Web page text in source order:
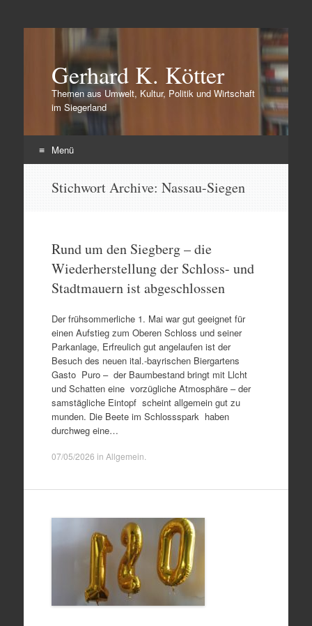
Gerhard K. Kötter
Themen aus Umwelt, Kultur, Politik und Wirtschaft
im Siegerland
Menü
Stichwort Archive: Nassau-Siegen
Rund um den Siegberg – die
Wiederherstellung der Schloss- und
Stadtmauern ist abgeschlossen
Der frühsommerliche 1. Mai war gut geeignet für
einen Aufstieg zum Oberen Schloss und seiner
Parkanlage, Erfreulich gut angelaufen ist der
Besuch des neuen ital.-bayrischen Biergartens
Gasto Puro – der Baumbestand bringt mit Llcht
und Schatten eine vorzügliche Atmosphäre – der
samstägliche Eintopf scheint allgemein gut zu
munden. Die Beete im Schlossspark haben
durchweg eine…
07/05/2026 in Allgemein